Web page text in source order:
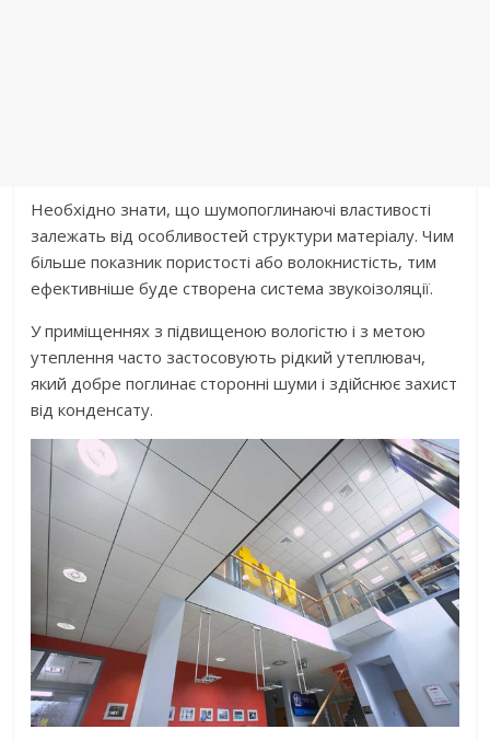
Необхідно знати, що шумопоглинаючі властивості
залежать від особливостей структури матеріалу. Чим
більше показник пористості або волокнистість, тим
ефективніше буде створена система звукоізоляції.
У приміщеннях з підвищеною вологістю і з метою
утеплення часто застосовують рідкий утеплювач,
який добре поглинає сторонні шуми і здійснює захист
від конденсату.